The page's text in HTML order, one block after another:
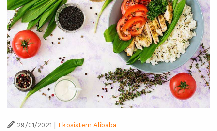
29/01/2021 | Ekosistem Alibaba